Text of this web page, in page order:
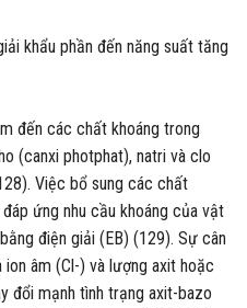
khẩu phần đến năng suất tăng
đến các chất khoáng trong
(canxi photphat), natri và clo
Việc bổ sung các chất
ứng nhu cầu khoáng của vật
điện giải (EB) (129). Sự cân
âm (Cl-) và lượng axit hoặc
đổi mạnh tình trạng axit-bazo